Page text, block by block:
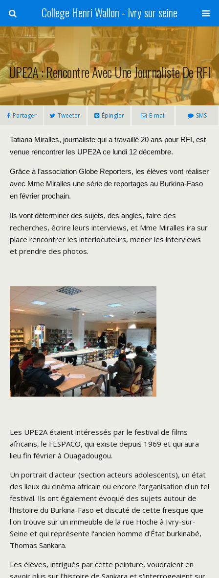
College Henri Wallon - Ivry sur seine
UPE2A : Rencontre Avec Une Journaliste De RFI
Partager Tweeter Épingler E-mail SMS
Tatiana Miralles, journaliste qui a travaillé 20 ans pour RFI, est
venue rencontrer les UPE2A ce lundi 12 décembre.
Grâce à l’association Globe Reporters, les élèves vont réaliser
avec Mme Miralles une série de reportages au Burkina-Faso
en février prochain.
Ils vont déterminer des sujets, des angles, faire des
recherches, écrire leurs interviews, et Mme Miralles ira sur
place rencontrer les interlocuteurs, mener les interviews
et prendre des photos.
Les UPE2A étaient intéressés par le festival de films
africains, le FESPACO, qui existe depuis 1969 et qui aura
lieu fin février à Ouagadougou.
Un portrait d'acteur (section acteurs adolescents), un état
des lieux du cinéma africain ou encore l'organisation d'un tel
festival. Ils ont également évoqué des sujets autour de
l’histoire du Burkina-Faso et discuté de cette fresque que
l'on trouve sur un immeuble de la rue Hoche à Ivry-sur-
Seine et qui représente l'ancien homme d'État burkinabé,
Thomas Sankara.
Les élèves, intrigués par cette peinture, voudraient en
savoir plus sur l'histoire de Sankara et s'interrogeaient sur